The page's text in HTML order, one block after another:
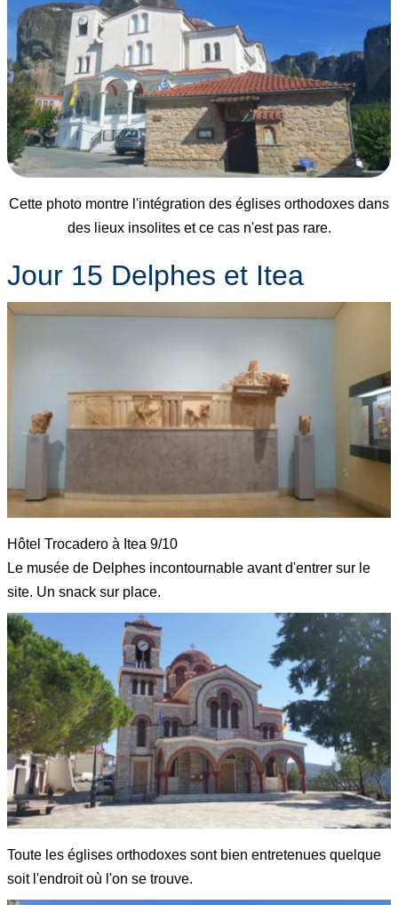
Cette photo montre l'intégration des églises orthodoxes dans
des lieux insolites et ce cas n'est pas rare.
Jour 15 Delphes et Itea
Hôtel Trocadero à Itea 9/10
Le musée de Delphes incontournable avant d'entrer sur le
site. Un snack sur place.
Toute les églises orthodoxes sont bien entretenues quelque
soit l'endroit où l'on se trouve.